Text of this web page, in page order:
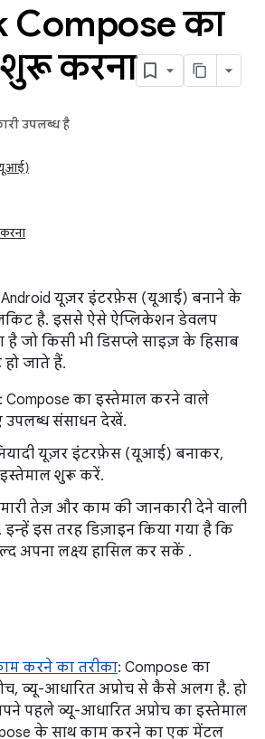
Compose का
करना
उपलब्ध है
Android यूज़र इंटरफ़ेस (यूआई) बनाने के
है. इससे ऐसे ऐप्लिकेशन डेवलप
है जो किसी भी डिसप्ले साइज़ के हिसाब
जाते हैं.
: Compose का इस्तेमाल करने वाले
संसाधन देखें.
यूज़र इंटरफ़ेस (यूआई) बनाकर,
शुरू करें.
तेज़ और काम की जानकारी देने वाली
इस तरह डिज़ाइन किया गया है कि
अपना लक्ष्य हासिल कर सकें .
करने का तरीका: Compose का
व्यू-आधारित अप्रोच से कैसे अलग है. हो
पहले व्यू-आधारित अप्रोच का इस्तेमाल
के साथ काम करने का एक मेंटल